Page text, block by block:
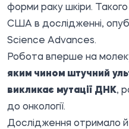
форми раку шкіри. Такого
США в дослідженні,
Science Advances.
Робота вперше на
яким чином штучний
викликає мутації ДНК,
до онкології.
Дослідження отримало й